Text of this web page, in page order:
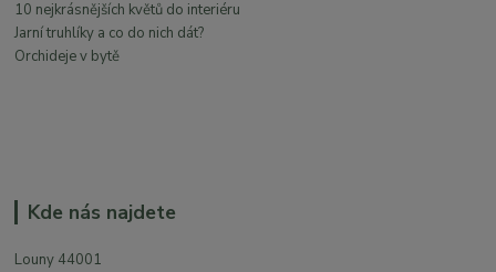
10 nejkrásnějších květů do interiéru
Jarní truhlíky a co do nich dát?
Orchideje v bytě
Kde nás najdete
Louny 44001